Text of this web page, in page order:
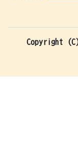
Copyright (C)